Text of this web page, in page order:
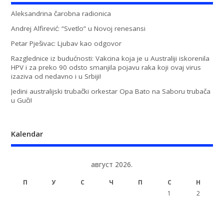
Aleksandrina čarobna radionica
Andrej Alfirević: “Svetlo” u Novoj renesansi
Petar Pješivac: Ljubav kao odgovor
Razglednice iz budućnosti: Vakcina koja je u Australiji iskorenila
HPV i za preko 90 odsto smanjila pojavu raka koji ovaj virus
izaziva od nedavno i u Srbiji!
Jedini australijski trubački orkestar Opa Bato na Saboru trubača
u Guči!
Kalendar
август 2026.
П У С Ч П С
Н
1
2